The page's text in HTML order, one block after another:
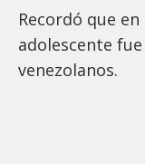
Recordó que
adolescente
venezolanos.